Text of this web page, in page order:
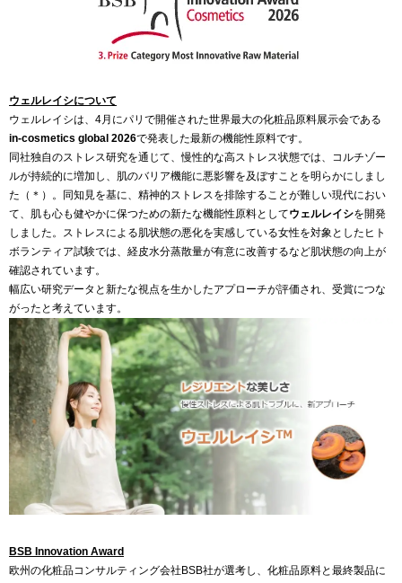
ウェルレイシについて
ウェルレイシは、4月にパリで開催された世界最大の化粧品原料展示会である
in-cosmetics global 2026で発表した最新の機能性原料です。
同社独自のストレス研究を通じて、慢性的な高ストレス状態では、コルチゾー
ルが持続的に増加し、肌のバリア機能に悪影響を及ぼすことを明らかにしまし
た（＊）。同知見を基に、精神的ストレスを排除することが難しい現代におい
て、肌も心も健やかに保つための新たな機能性原料としてウェルレイシを開発
しました。ストレスによる肌状態の悪化を実感している女性を対象としたヒト
ボランティア試験では、経皮水分蒸散量が有意に改善するなど肌状態の向上が
確認されています。
幅広い研究データと新たな視点を生かしたアプローチが評価され、受賞につな
がったと考えています。
BSB Innovation Award
欧州の化粧品コンサルティング会社BSB社が選考し、化粧品原料と最終製品に